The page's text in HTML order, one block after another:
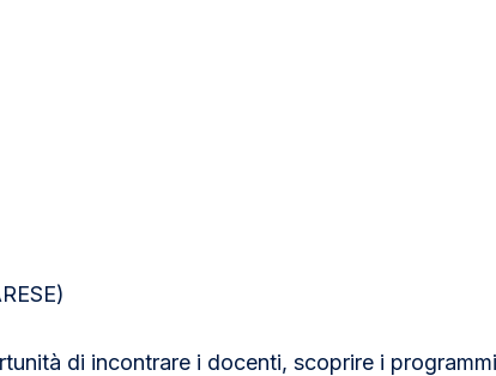
di incontrare i docenti, scoprire i